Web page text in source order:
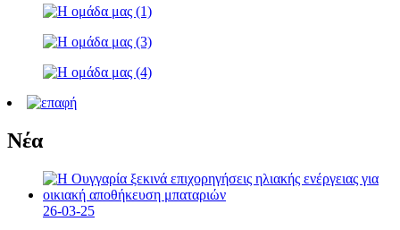
Νέα
26-03-25